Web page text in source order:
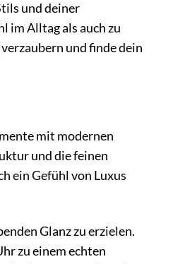
und deiner
im Alltag als auch zu
und finde dein
mit modernen
und die feinen
ein Gefühl von Luxus
Glanz zu erzielen.
zu einem echten